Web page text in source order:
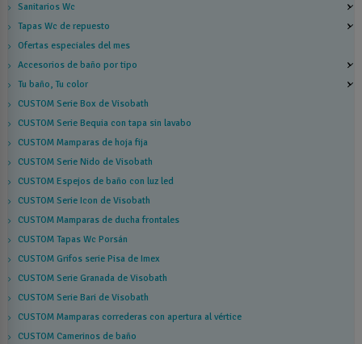
Sanitarios Wc
Tapas Wc de repuesto
Ofertas especiales del mes
Accesorios de baño por tipo
Tu baño, Tu color
CUSTOM Serie Box de Visobath
CUSTOM Serie Bequia con tapa sin lavabo
CUSTOM Mamparas de hoja fija
CUSTOM Serie Nido de Visobath
CUSTOM Espejos de baño con luz led
CUSTOM Serie Icon de Visobath
CUSTOM Mamparas de ducha frontales
CUSTOM Tapas Wc Porsán
CUSTOM Grifos serie Pisa de Imex
CUSTOM Serie Granada de Visobath
CUSTOM Serie Bari de Visobath
CUSTOM Mamparas correderas con apertura al vértice
CUSTOM Camerinos de baño